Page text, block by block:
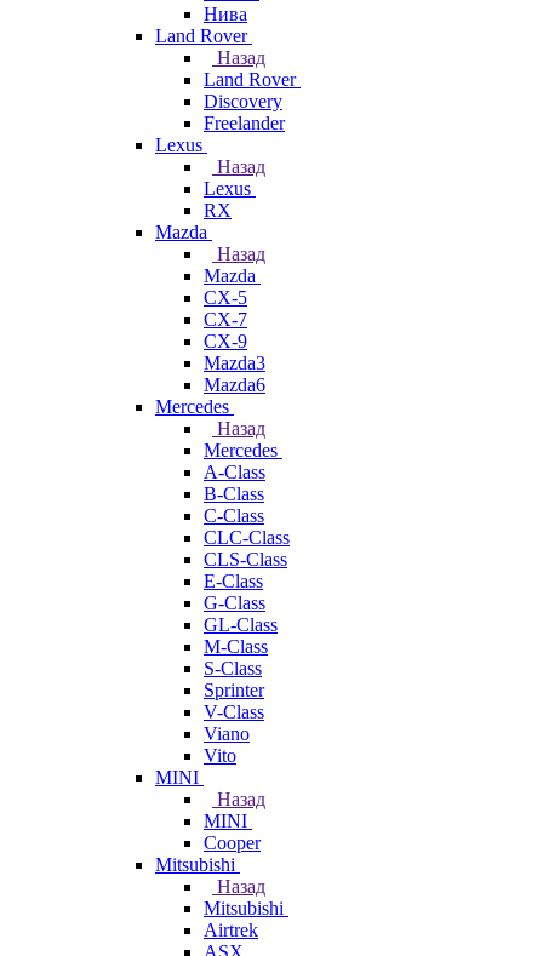
Нива
Land Rover
Назад
Land Rover
Discovery
Freelander
Lexus
Назад
Lexus
RX
Mazda
Назад
Mazda
CX-5
CX-7
CX-9
Mazda3
Mazda6
Mercedes
Назад
Mercedes
A-Class
B-Class
C-Class
CLC-Class
CLS-Class
E-Class
G-Class
GL-Class
M-Class
S-Class
Sprinter
V-Class
Viano
Vito
MINI
Назад
MINI
Cooper
Mitsubishi
Назад
Mitsubishi
Airtrek
ASX